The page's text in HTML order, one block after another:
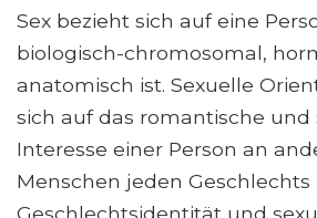
Sex bezieht sich auf eine
biologisch-chromosomal,
anatomisch ist. Sexuelle
sich auf das romantische und
Interesse einer Person an
Menschen jeden